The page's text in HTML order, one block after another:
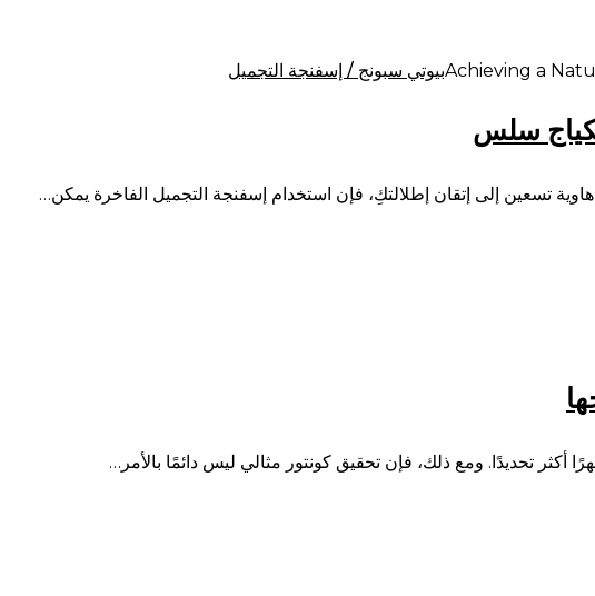
بيوتي سبونج / إسفنجة التجميل
سلس
تسعين إلى إتقان إطلالتكِ، فإن استخدام إسفنجة التجميل الفاخرة يمكن…
أكثر تحديدًا. ومع ذلك، فإن تحقيق كونتور مثالي ليس دائمًا بالأمر…